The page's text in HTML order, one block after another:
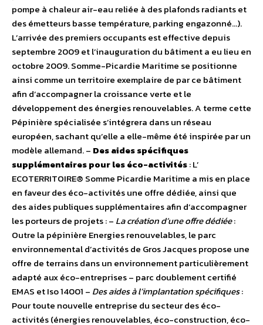
pompe à chaleur air-eau reliée à des plafonds radiants et
des émetteurs basse température, parking engazonné…).
L’arrivée des premiers occupants est effective depuis
septembre 2009 et l’inauguration du bâtiment a eu lieu en
octobre 2009. Somme-Picardie Maritime se positionne
ainsi comme un territoire exemplaire de par ce bâtiment
afin d’accompagner la croissance verte et le
développement des énergies renouvelables. A terme cette
Pépinière spécialisée s’intégrera dans un réseau
européen, sachant qu’elle a elle-même été inspirée par un
modèle allemand. – Des aides spécifiques
supplémentaires pour les éco-activités: L’
ECOTERRITOIRE® Somme Picardie Maritime a mis en place
en faveur des éco-activités une offre dédiée, ainsi que
des aides publiques supplémentaires afin d’accompagner
les porteurs de projets : – La création d’une offre dédiée:
Outre la pépinière Energies renouvelables, le parc
environnemental d’activités de Gros Jacques propose une
offre de terrains dans un environnement particulièrement
adapté aux éco-entreprises – parc doublement certifié
EMAS et Iso 14001 – Des aides à l’implantation spécifiques:
Pour toute nouvelle entreprise du secteur des éco-
activités (énergies renouvelables, éco-construction, éco-